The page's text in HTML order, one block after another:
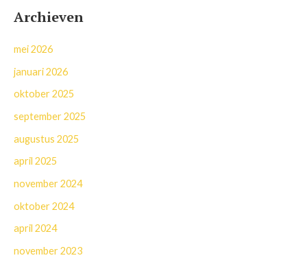
Archieven
mei 2026
januari 2026
oktober 2025
september 2025
augustus 2025
april 2025
november 2024
oktober 2024
april 2024
november 2023